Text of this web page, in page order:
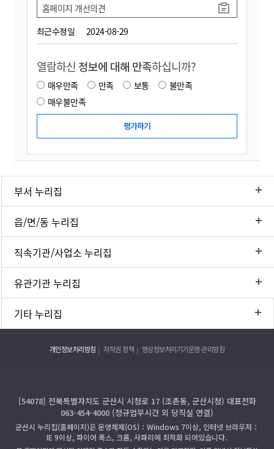
최근수정일 2024-08-29
홈페이지 개선의견
열람하신 정보에 대해 만족하십니까?
매우만족 만족 보통
불만족
매우불만족
부서 누리집
읍/면/동 누리집
직속기관/사업소 누리집
유관기관 누리집
기타 누리집
개인정보처리방침 저작권 정책 영상정보처리기기운영·관리방침
[54078] 전북특별자치도 군산시 시청로 17 (조촌동, 군산시청) 대표전화
063-454-4000 (정규업무시간 외 당직실 연결)
군산시 누리집(홈페이지)은 운영체제(OS)：Windows 7이상, 인터넷 브라우저：
IE 9이상, 파이어 폭스, 크롬, 사파리에 최적화 되어있습니다.